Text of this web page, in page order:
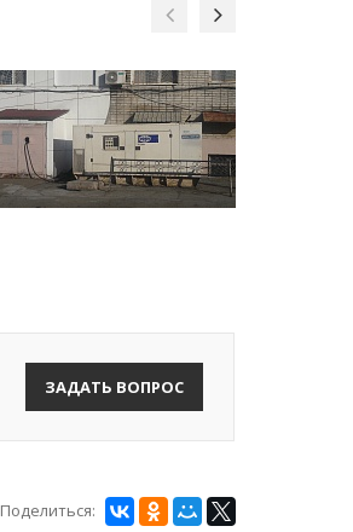
ЗАДАТЬ ВОПРОС
Поделиться: